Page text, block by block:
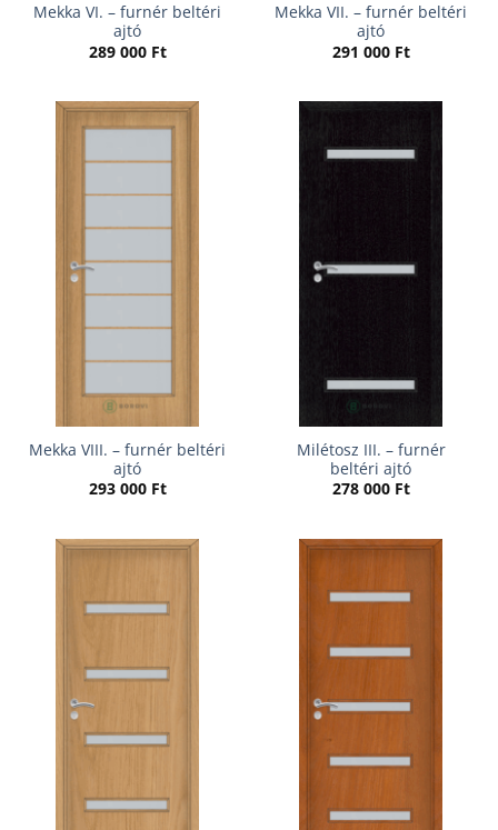
Mekka VI. – furnér beltéri
ajtó
289 000 Ft
Mekka VII. – furnér beltéri
ajtó
291 000 Ft
Mekka VIII. – furnér beltéri
ajtó
293 000 Ft
Milétosz III. – furnér
beltéri ajtó
278 000 Ft